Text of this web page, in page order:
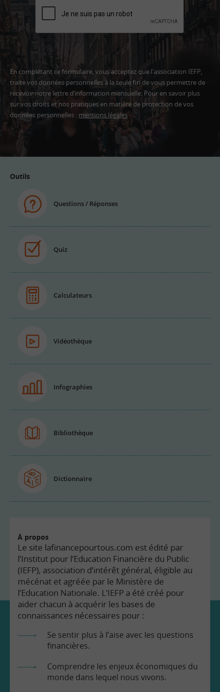
En complétant ce formulaire, vous acceptez que l'association IEFP,
traite vos données personnelles à la seule fin de vous permettre de
recevoir notre lettre d’information mensuelle. Pour en savoir plus
sur vos droits et nos pratiques en matière de protection de vos
données personnelles : mentions légales
Outils
Questions / Réponses
Quiz
Calculateurs
Vidéothèque
Infographies
Bibliothèque
Dictionnaire
À propos
Le site lafinancepourtous.com est édité par
l’Institut pour l’Education Financière du Public
(IEFP), association d’intérêt général, éligible au
mécénat et agréée par le Ministère de
l’Education Nationale. L’IEFP a été créé pour
aider chacun à acquérir les bases de
connaissances nécessaires pour :
Se sentir plus à l’aise avec les questions
financières.
Comprendre les enjeux économiques du
monde dans lequel nous vivons.